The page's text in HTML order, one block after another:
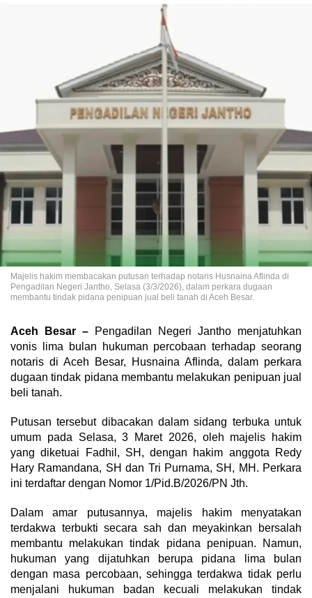
Majelis hakim membacakan putusan terhadap notaris Husnaina Aflinda di
Pengadilan Negeri Jantho, Selasa (3/3/2026), dalam perkara dugaan
membantu tindak pidana penipuan jual beli tanah di Aceh Besar.
Aceh Besar – Pengadilan Negeri Jantho menjatuhkan
vonis lima bulan hukuman percobaan terhadap seorang
notaris di Aceh Besar, Husnaina Aflinda, dalam perkara
dugaan tindak pidana membantu melakukan penipuan jual
beli tanah.
Putusan tersebut dibacakan dalam sidang terbuka untuk
umum pada Selasa, 3 Maret 2026, oleh majelis hakim
yang diketuai Fadhil, SH, dengan hakim anggota Redy
Hary Ramandana, SH dan Tri Purnama, SH, MH. Perkara
ini terdaftar dengan Nomor 1/Pid.B/2026/PN Jth.
Dalam amar putusannya, majelis hakim menyatakan
terdakwa terbukti secara sah dan meyakinkan bersalah
membantu melakukan tindak pidana penipuan. Namun,
hukuman yang dijatuhkan berupa pidana lima bulan
dengan masa percobaan, sehingga terdakwa tidak perlu
menjalani hukuman badan kecuali melakukan tindak